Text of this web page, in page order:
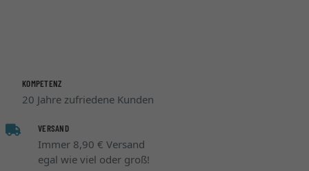
KOMPETENZ
20 Jahre zufriedene Kunden
VERSAND
Immer 8,90 € Versand
egal wie viel oder groß!